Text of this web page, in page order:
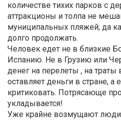
количестве тихих парков с
аттракционы и толпа не
муниципальных пляжей; да
долго продолжать.
Человек едет не в близкие
Испанию. Не в Грузию или
денег на перелеты , на траты
оставляет деньги в стране,
критиковать. Потрясающе
укладывается!
Уже крайне возмущают